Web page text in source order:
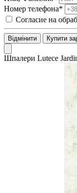
Номер телефона*
Согласие на
Відмінити Купити
Шпалери Lutece